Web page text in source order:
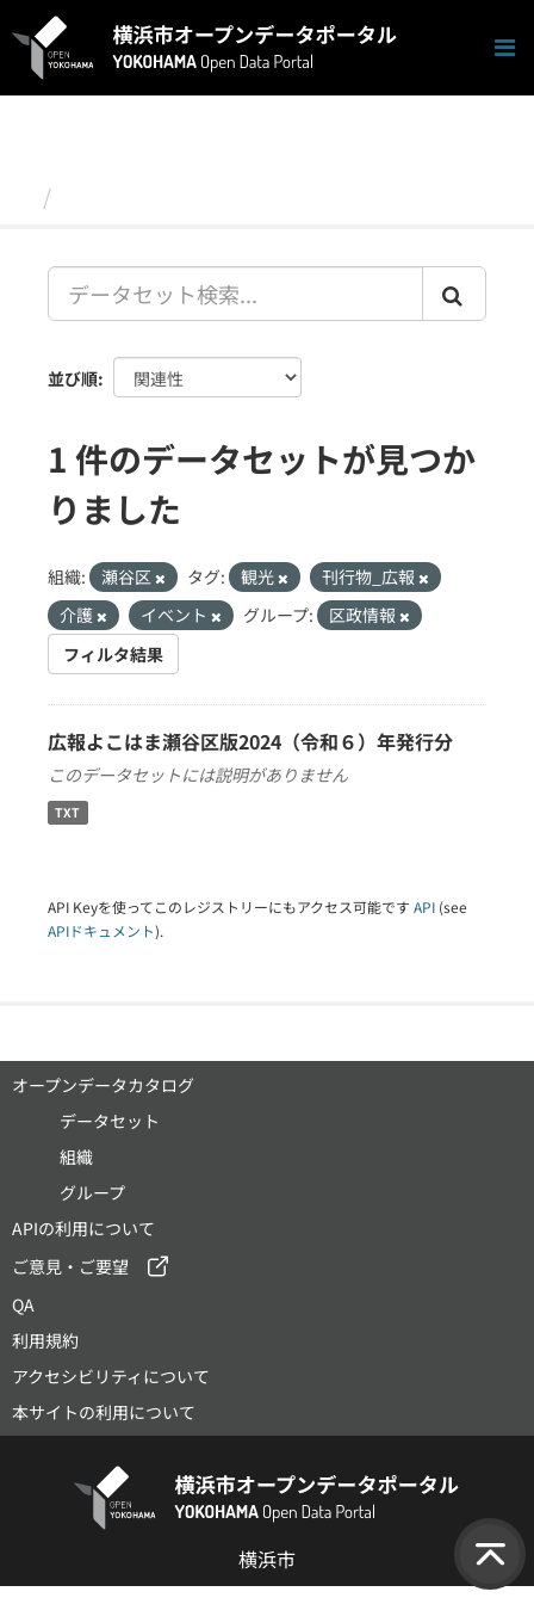
キ
並び順
1 件のデータセットが見つか
りました
組織: 瀬谷区 タグ: 観光
刊行物_広報
介護
イベント グループ:
区政情報
フィルタ結果
広報よこはま瀬谷区版2024（令和６）年発行分
このデータセットには説明がありません
TXT
API Keyを使ってこのレジストリーにもアクセス可能です API (see
APIドキュメント).
オープンデータカタログ
データセット
組織
グループ
APIの利用について
ご意見・ご要望
QA
利用規約
アクセシビリティについて
本サイトの利用について
横浜市